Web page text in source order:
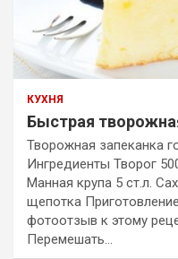
КУХНЯ
Быстрая
Творожная запеканка
Ингредиенты Творог
Манная крупа 5 ст.л.
щепотка
фотоотзыв к этому
Перемешать…